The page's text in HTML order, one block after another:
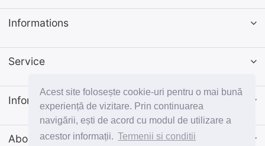
Acest site folosește cookie-uri pentru o mai bună
experiență de vizitare. Prin continuarea
navigării, ești de acord cu modul de utilizare a
acestor informații. Termenii si conditii
Informations
Service
Informatii
Abonează-te la newsletter